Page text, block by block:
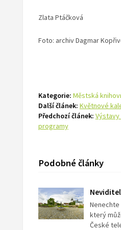
Zlata Ptáčková
Foto: archiv Dagmar
Kategorie: Městská
Další článek: Květnové
Předchozí článek:
programy
Podobné články
který
České